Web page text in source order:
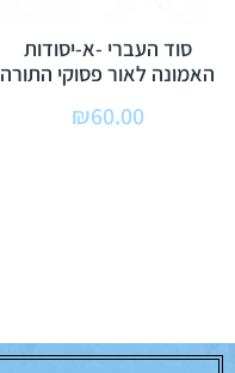
סוד העברי -א-יסודות
האמונה לאור פסוקי התורה
₪60.00